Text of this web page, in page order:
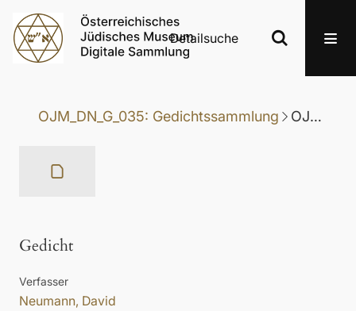
Detailsuche
OJM_DN_G_035: Gedichtssammlung OJM_DN_G_035-218: Gedicht
Gedicht
Verfasser
Neumann, David